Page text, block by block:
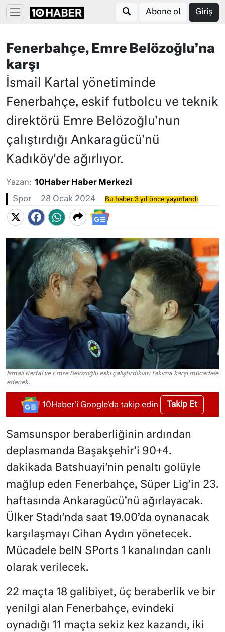
Abone ol Giriş
Fenerbahçe, Emre Belözoğlu’na
karşı
İsmail Kartal yönetiminde
Fenerbahçe, eskif futbolcu ve teknik
direktörü Emre Belözoğlu'nun
çalıştırdığı Ankaragücü'nü
Kadıköy'de ağırlıyor.
Yazan: 10Haber Haber Merkezi
Spor 28 Ocak 2024 Bu haber 3 yıl önce yayınlandı
İsmail Kartal ve Emre Belözoğlu eski çalıştırdıkları takıma karşı mücadele
edecek.
10Haber'i Google'da takip edin Takip Et
Samsunspor beraberliğinin ardından
deplasmanda Başakşehir’i 90+4.
dakikada Batshuayi’nin penaltı golüyle
mağlup eden Fenerbahçe, Süper Lig’in 23.
haftasında Ankaragücü’nü ağırlayacak.
Ülker Stadı’nda saat 19.00’da oynanacak
karşılaşmayı Cihan Aydın yönetecek.
Mücadele beIN SPorts 1 kanalından canlı
olarak verilecek.
22 maçta 18 galibiyet, üç beraberlik ve bir
yenilgi alan Fenerbahçe, evindeki
oynadığı 11 maçta sekiz kez kazandı, iki